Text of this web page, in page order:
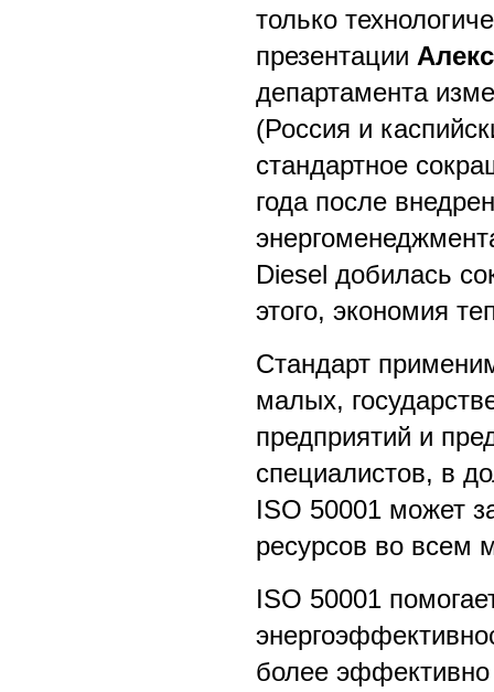
только
презентации
департамента
(Россия и
стандартное
года после
Diesel добилась
этого, экономия
Стандарт
малых,
предприятий и
специалистов, в
ISO 50001 может
ресурсов во всем
ISO 50001
более эффективно